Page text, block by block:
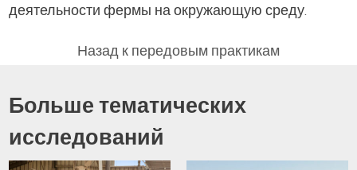
деятельности фермы на окружающую среду.
Назад к передовым практикам
Больше тематических
исследований